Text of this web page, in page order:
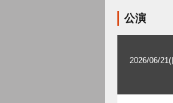
公演
2026/06/21(